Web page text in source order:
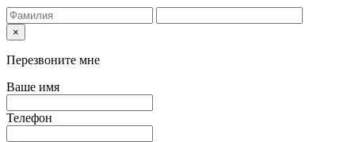
×
Перезвоните мне
Ваше имя
Телефон